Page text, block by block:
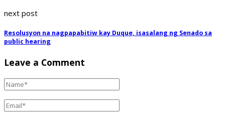
next post
Resolusyon na nagpapabitiw kay Duque, isasalang ng Senado sa
public hearing
Leave a Comment